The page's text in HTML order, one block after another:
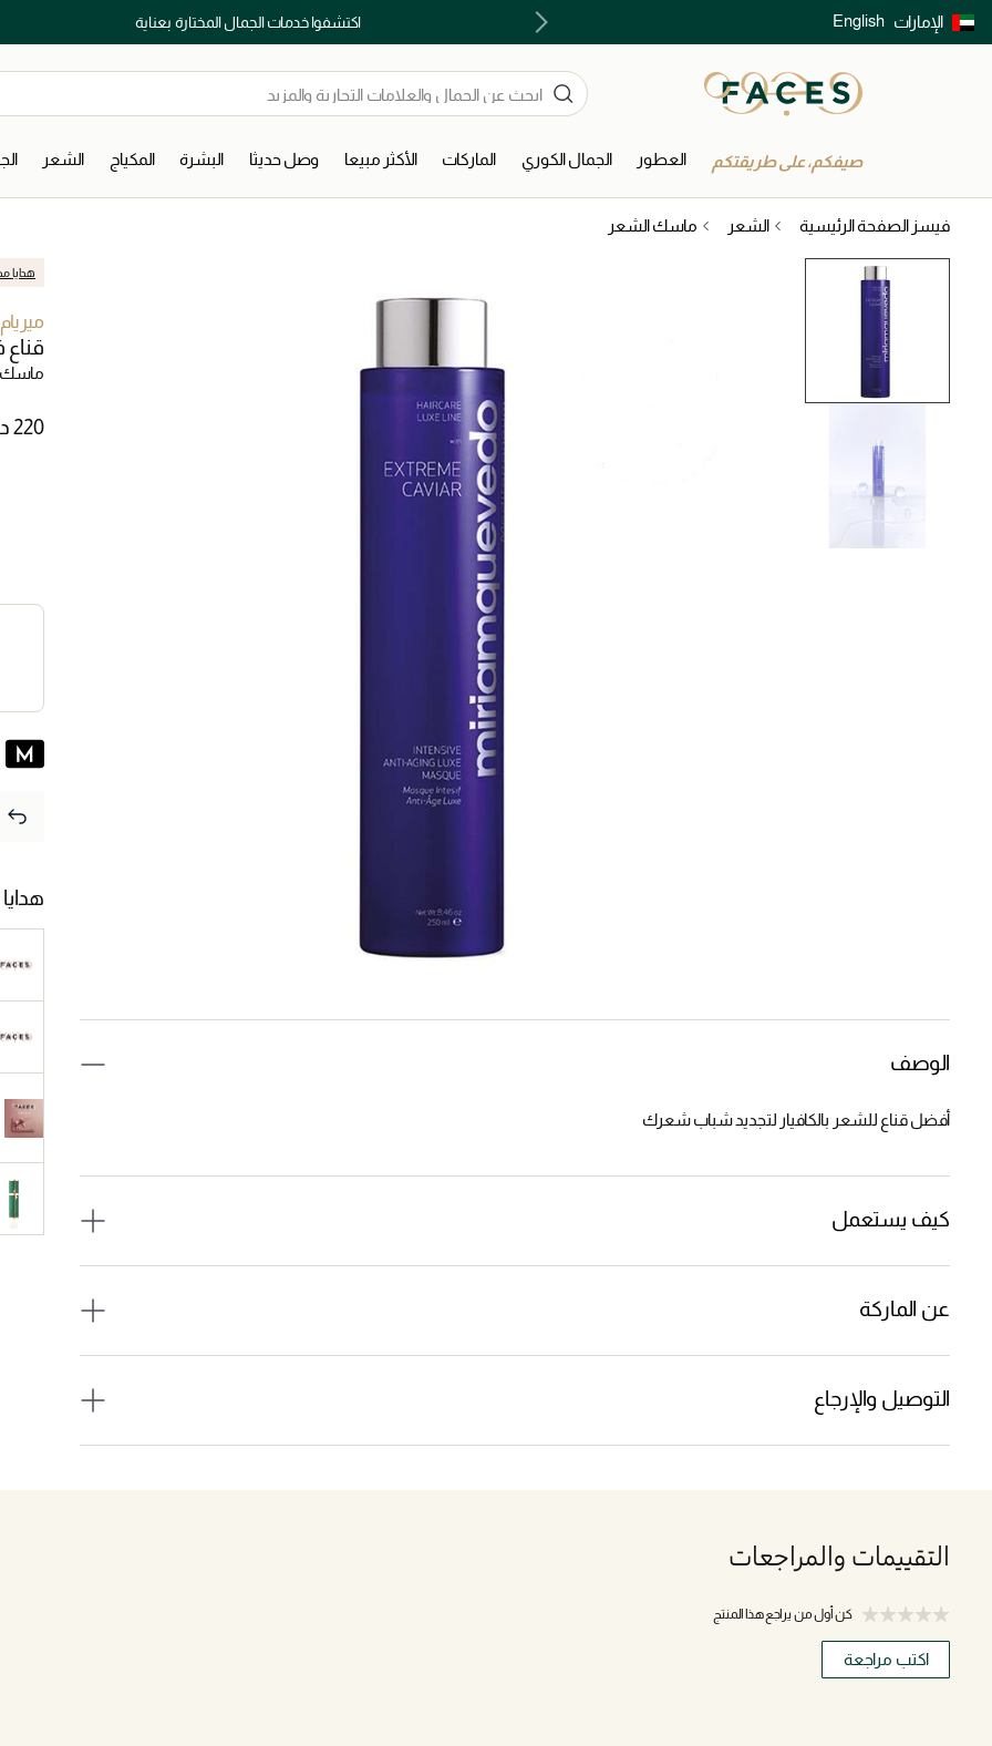
الإمارات English اكتشفوا خدمات الجمال المختارة بعناية توصيل سريع على جميع الطلبات ما فوق 299 درهم
صيفكم، على طريقتكم العطور الجمال الكوري الماركات الأكثر مبيعا وصل حديثا البشرة المكياج الشعر
فيسز الصفحة الرئيسية الشعر ماسك الشعر
الوصف
أفضل قناع للشعر بالكافيار لتجديد شباب شعرك
كيف يستعمل
عن الماركة
التوصيل والإرجاع
هدايا
قناع
ماسك
التقييمات والمراجعات
كن أول من يراجع هذا المنتج
اكتب مراجعة